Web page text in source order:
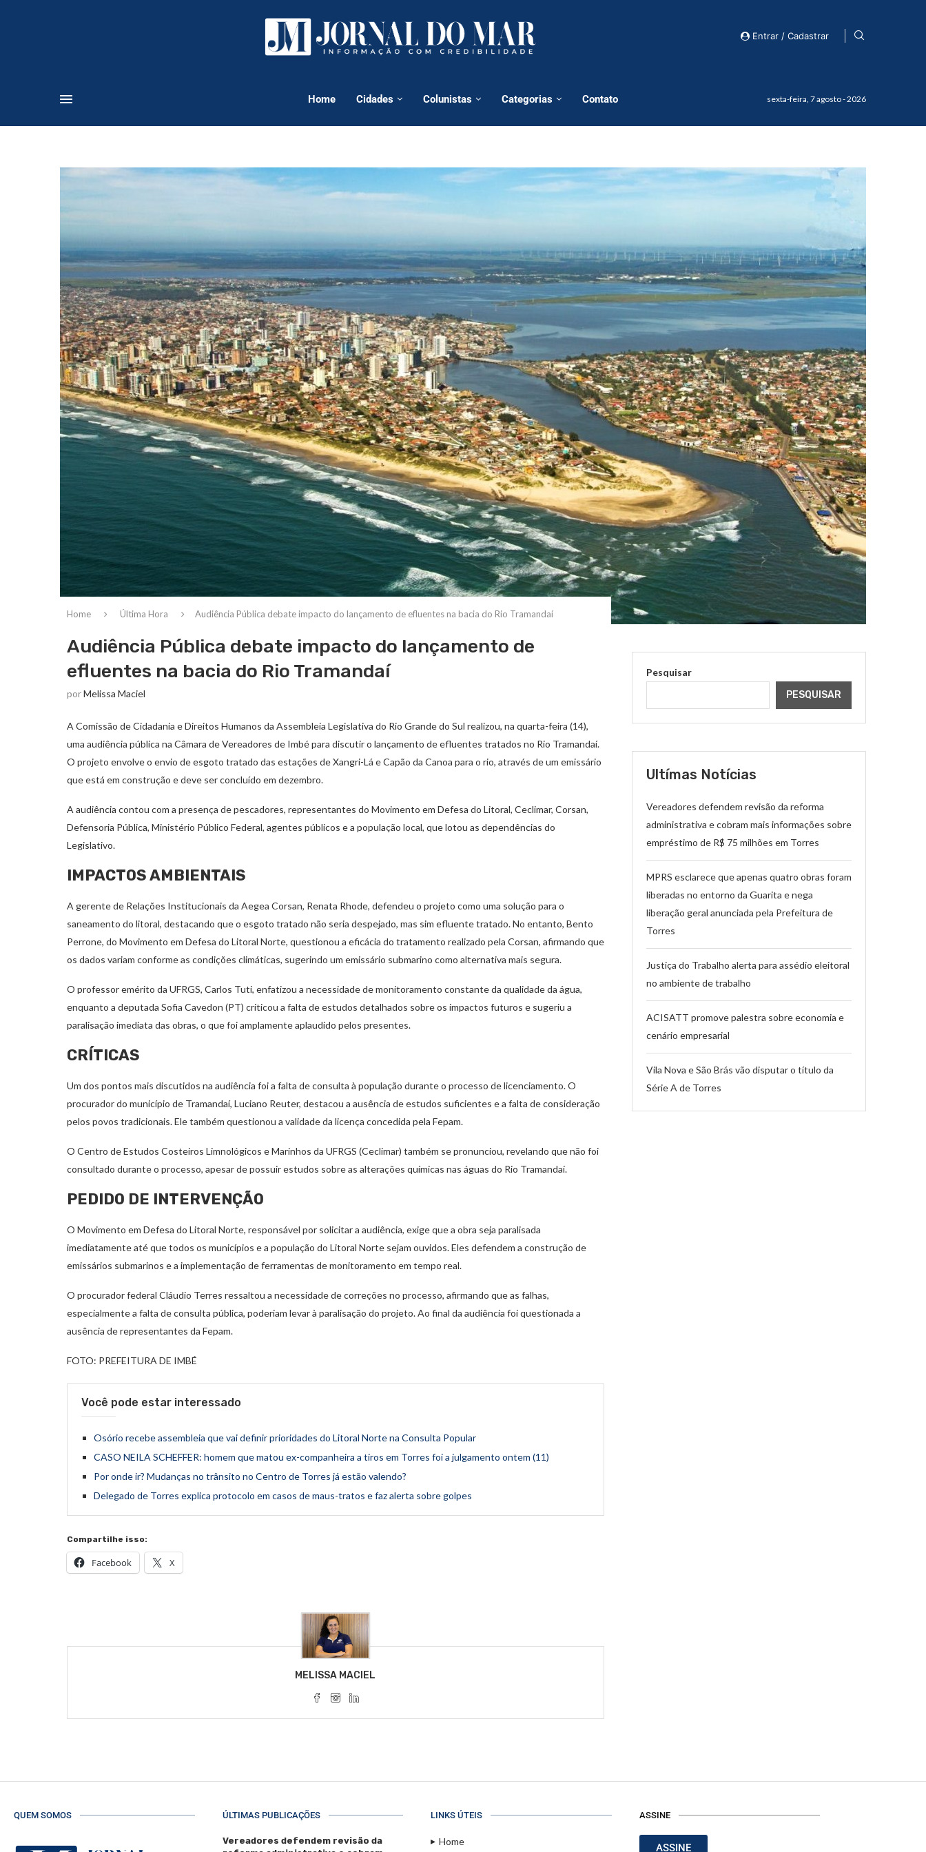
Entrar / Cadastrar
Home Cidades Colunistas Categorias Contato sexta-feira, 7 agosto - 2026
Home Última Hora Audiência Pública debate impacto do lançamento de efluentes na bacia do Rio Tramandaí
Audiência Pública debate impacto do lançamento de
efluentes na bacia do Rio Tramandaí
porMelissa Maciel
A Comissão de Cidadania e Direitos Humanos da Assembleia Legislativa do Rio Grande do Sul realizou, na quarta-feira (14),
uma audiência pública na Câmara de Vereadores de Imbé para discutir o lançamento de efluentes tratados no Rio Tramandaí.
O projeto envolve o envio de esgoto tratado das estações de Xangri-Lá e Capão da Canoa para o rio, através de um emissário
que está em construção e deve ser concluído em dezembro.
A audiência contou com a presença de pescadores, representantes do Movimento em Defesa do Litoral, Ceclimar, Corsan,
Defensoria Pública, Ministério Público Federal, agentes públicos e a população local, que lotou as dependências do
Legislativo.
IMPACTOS AMBIENTAIS
A gerente de Relações Institucionais da Aegea Corsan, Renata Rhode, defendeu o projeto como uma solução para o
saneamento do litoral, destacando que o esgoto tratado não seria despejado, mas sim efluente tratado. No entanto, Bento
Perrone, do Movimento em Defesa do Litoral Norte, questionou a eficácia do tratamento realizado pela Corsan, afirmando que
os dados variam conforme as condições climáticas, sugerindo um emissário submarino como alternativa mais segura.
O professor emérito da UFRGS, Carlos Tuti, enfatizou a necessidade de monitoramento constante da qualidade da água,
enquanto a deputada Sofia Cavedon (PT) criticou a falta de estudos detalhados sobre os impactos futuros e sugeriu a
paralisação imediata das obras, o que foi amplamente aplaudido pelos presentes.
CRÍTICAS
Um dos pontos mais discutidos na audiência foi a falta de consulta à população durante o processo de licenciamento. O
procurador do município de Tramandaí, Luciano Reuter, destacou a ausência de estudos suficientes e a falta de consideração
pelos povos tradicionais. Ele também questionou a validade da licença concedida pela Fepam.
O Centro de Estudos Costeiros Limnológicos e Marinhos da UFRGS (Ceclimar) também se pronunciou, revelando que não foi
consultado durante o processo, apesar de possuir estudos sobre as alterações químicas nas águas do Rio Tramandaí.
PEDIDO DE INTERVENÇÃO
O Movimento em Defesa do Litoral Norte, responsável por solicitar a audiência, exige que a obra seja paralisada
imediatamente até que todos os municípios e a população do Litoral Norte sejam ouvidos. Eles defendem a construção de
emissários submarinos e a implementação de ferramentas de monitoramento em tempo real.
O procurador federal Cláudio Terres ressaltou a necessidade de correções no processo, afirmando que as falhas,
especialmente a falta de consulta pública, poderiam levar à paralisação do projeto. Ao final da audiência foi questionada a
ausência de representantes da Fepam.
FOTO: PREFEITURA DE IMBÉ
Você pode estar interessado
Osório recebe assembleia que vai definir prioridades do Litoral Norte na Consulta Popular
CASO NEILA SCHEFFER: homem que matou ex-companheira a tiros em Torres foi a julgamento ontem (11)
Por onde ir? Mudanças no trânsito no Centro de Torres já estão valendo?
Delegado de Torres explica protocolo em casos de maus-tratos e faz alerta sobre golpes
Compartilhe isso:
Facebook X
MELISSA MACIEL
Pesquisar
PESQUISAR
Ultímas Notícias
Vereadores defendem revisão da reforma
administrativa e cobram mais informações sobre
empréstimo de R$ 75 milhões em Torres
MPRS esclarece que apenas quatro obras foram
liberadas no entorno da Guarita e nega
liberação geral anunciada pela Prefeitura de
Torres
Justiça do Trabalho alerta para assédio eleitoral
no ambiente de trabalho
ACISATT promove palestra sobre economia e
cenário empresarial
Vila Nova e São Brás vão disputar o título da
Série A de Torres
QUEM SOMOS ÚLTIMAS PUBLICAÇÕES
Vereadores defendem revisão da
LINKS ÚTEIS
Home
ASSINE
ASSINE